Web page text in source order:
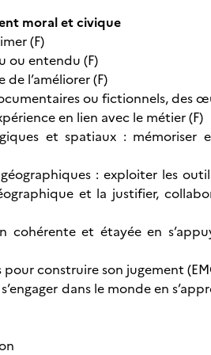
moral et civique
(F)
ou entendu (F)
l’améliorer (F)
ou fictionnels, des
en lien avec le métier (F)
et spatiaux : mémoriser
: exploiter les
et la justifier,
cohérente et étayée en
construire son jugement
dans le monde en